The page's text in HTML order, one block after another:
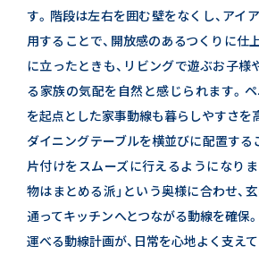
す。 階段は左右を囲む壁をなくし、アイ
用することで、開放感のあるつくりに仕
に立ったときも、リビングで遊ぶお子様
る家族の気配を自然と感じられます。
を起点とした家事動線も暮らしやすさを
ダイニングテーブルを横並びに配置する
片付けをスムーズに行えるようになりま
物はまとめる派」という奥様に合わせ、
通ってキッチンへとつながる動線を確保
運べる動線計画が、日常を心地よく支えて